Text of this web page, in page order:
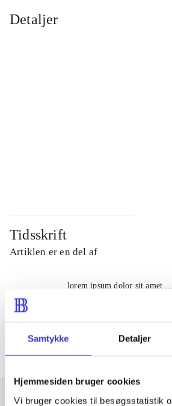
Samtykke Detaljer
Hjemmesiden bruger cookies
Vi bruger cookies til besøgsstatistik
Detaljer
Tidsskrift
Artiklen er en del af
lorem ipsum dolor sit amet ...